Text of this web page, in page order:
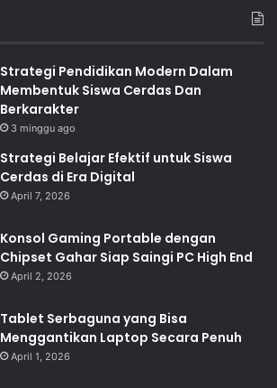
Strategi Pendidikan Modern Dalam
Membentuk Siswa Cerdas Dan
Berkarakter
3 minggu ago
Strategi Belajar Efektif untuk Siswa
Cerdas di Era Digital
April 7, 2026
Konsol Gaming Portable dengan
Chipset Gahar Siap Saingi PC High End
April 2, 2026
Tablet Serbaguna yang Bisa
Menggantikan Laptop Secara Penuh
April 1, 2026